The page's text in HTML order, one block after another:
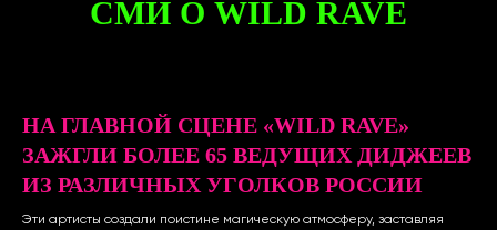
СМИ О WILD RAVE
НА ГЛАВНОЙ СЦЕНЕ «WILD RAVE»
ЗАЖГЛИ БОЛЕЕ 65 ВЕДУЩИХ ДИДЖЕЕВ
ИЗ РАЗЛИЧНЫХ УГОЛКОВ РОССИИ
Эти артисты создали поистине магическую атмосферу, заставляя